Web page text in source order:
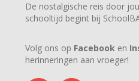
De nostalgische reis door
schooltijd begint bij
Volg ons op Facebook en
herinneringen aan vroeger!